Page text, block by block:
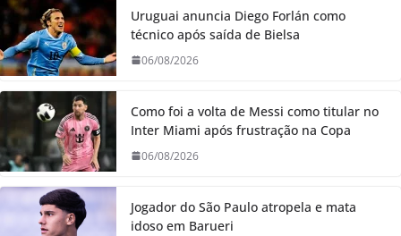
Uruguai anuncia Diego Forlán como
técnico após saída de Bielsa
06/08/2026
Como foi a volta de Messi como titular no
Inter Miami após frustração na Copa
06/08/2026
Jogador do São Paulo atropela e mata
idoso em Barueri